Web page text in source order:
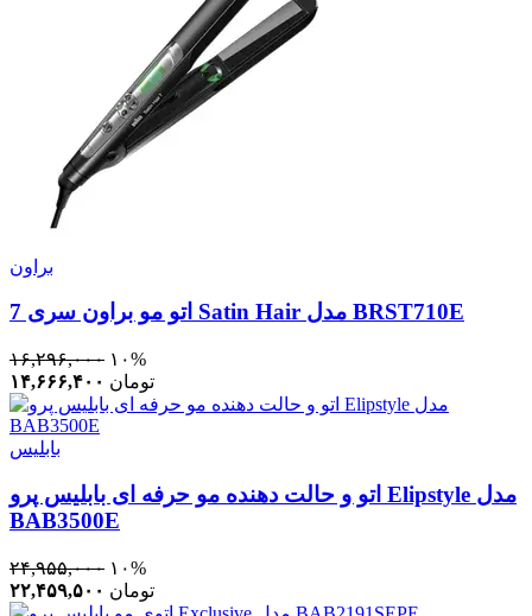
براون
اتو مو براون سری 7 Satin Hair مدل BRST710E
۱۶,۲۹۶,۰۰۰ ۱۰%
۱۴,۶۶۶,۴۰۰ تومان
بابلیس
اتو و حالت دهنده مو حرفه ای بابلیس پرو Elipstyle مدل
BAB3500E
۲۴,۹۵۵,۰۰۰ ۱۰%
۲۲,۴۵۹,۵۰۰ تومان